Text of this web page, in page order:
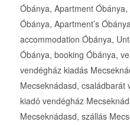
Óbánya, Apartment
Óbánya, Apartment’s
accommodation Óbánya,
Óbánya, booking Óbánya,
vendégház kiadás
Mecseknádasd, családbarát
kiadó vendégház
Mecseknádasd, szállás